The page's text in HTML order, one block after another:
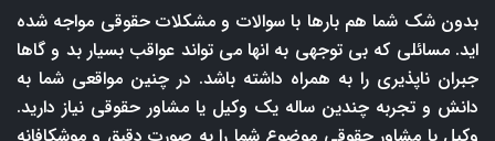
بدون شک شما هم بارها با سوالات و مشکلات حقوقی مواجه شده
اید. مسائلی که بی توجهی به انها می تواند عواقب بسیار بد و گاها
جبران ناپذیری را به همراه داشته باشد. در چنین مواقعی شما به
دانش و تجربه چندین ساله یک وکیل یا مشاور حقوقی نیاز دارید.